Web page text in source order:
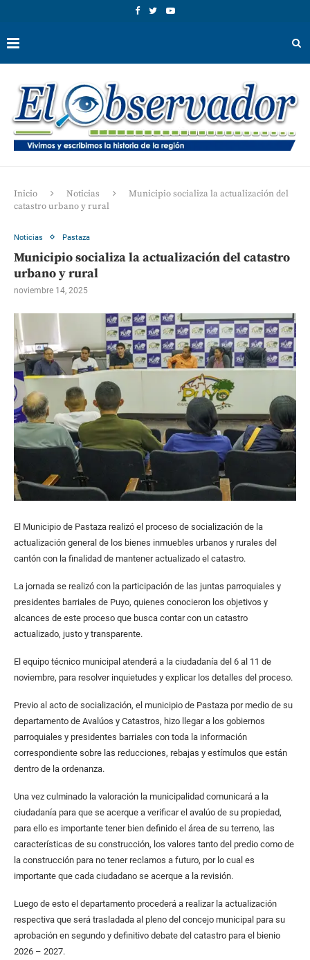
Inicio Noticias
Municipio socializa la actualización del
catastro urbano y rural
Noticias Pastaza
Municipio socializa la actualización del catastro
urbano y rural
noviembre 14, 2025
El Municipio de Pastaza realizó el proceso de socialización de la
actualización general de los bienes inmuebles urbanos y rurales del
cantón con la finalidad de mantener actualizado el catastro.
La jornada se realizó con la participación de las juntas parroquiales y
presidentes barriales de Puyo, quienes conocieron los objetivos y
alcances de este proceso que busca contar con un catastro
actualizado, justo y transparente.
El equipo técnico municipal atenderá a la ciudadanía del 6 al 11 de
noviembre, para resolver inquietudes y explicar los detalles del proceso.
Previo al acto de socialización, el municipio de Pastaza por medio de su
departamento de Avalúos y Catastros, hizo llegar a los gobiernos
parroquiales y presidentes barriales con toda la información
correspondiente sobre las reducciones, rebajas y estímulos que están
dentro de la ordenanza.
Una vez culminado la valoración la municipalidad comunicará a la
ciudadanía para que se acerque a verificar el avalúo de su propiedad,
para ello es importante tener bien definido el área de su terreno, las
características de su construcción, los valores tanto del predio como de
la construcción para no tener reclamos a futuro, por lo cual es
importante que cada ciudadano se acerque a la revisión.
Luego de esto el departamento procederá a realizar la actualización
respectiva que será trasladada al pleno del concejo municipal para su
aprobación en segundo y definitivo debate del catastro para el bienio
2026 – 2027.